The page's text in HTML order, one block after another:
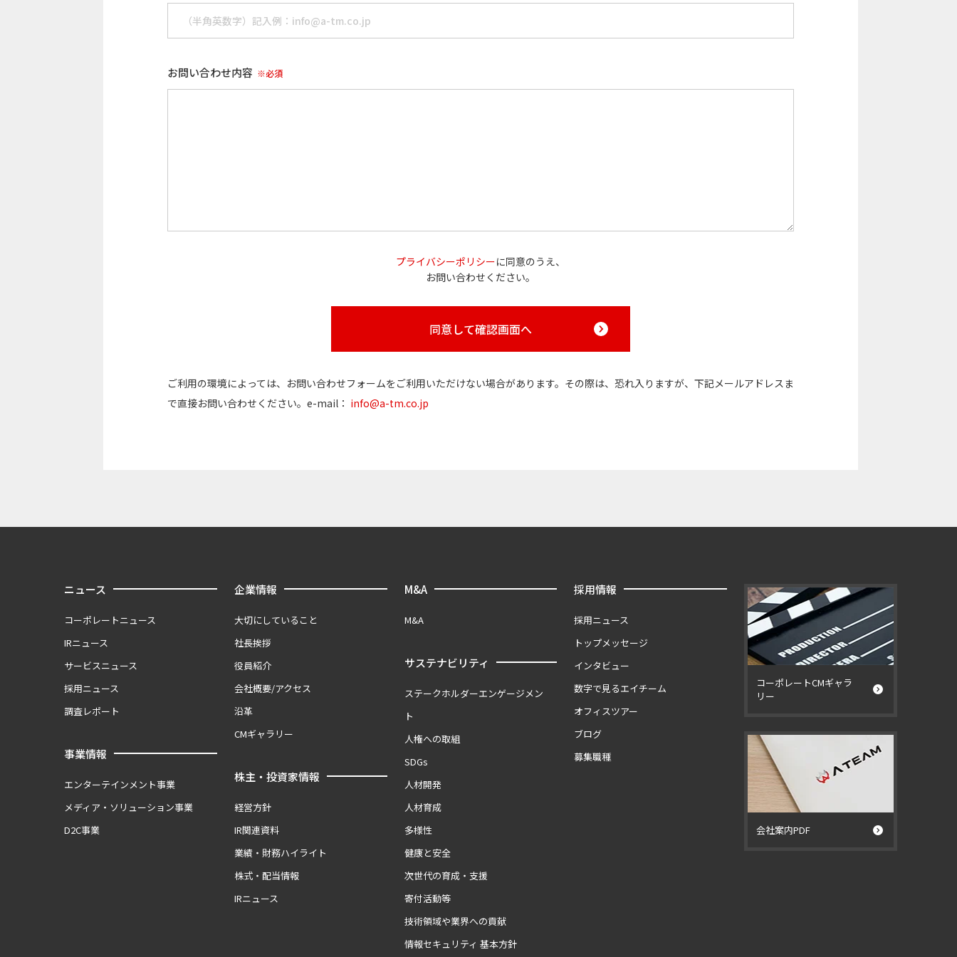
お問い合わせ内容 ※必須
プライバシーポリシーに同意のうえ、
お問い合わせください。
同意して確認画面へ
ご利用の環境によっては、お問い合わせフォームをご利用いただけない場合があります。その際は、恐れ入りますが、下記メールアドレスま
で直接お問い合わせください。e-mail： info@a-tm.co.jp
ニュース
コーポレートニュース
IRニュース
サービスニュース
採用ニュース
調査レポート
事業情報
エンターテインメント事業
メディア・ソリューション事業
D2C事業
企業情報
大切にしていること
社長挨拶
役員紹介
会社概要/アクセス
沿革
CMギャラリー
株主・投資家情報
経営方針
IR関連資料
業績・財務ハイライト
株式・配当情報
IRニュース
M&A
M&A
サステナビリティ
ステークホルダーエンゲージメン
ト
人権への取組
SDGs
人材開発
人材育成
多様性
健康と安全
次世代の育成・支援
寄付活動等
技術領域や業界への貢献
情報セキュリティ 基本方針
採用情報
採用ニュース
トップメッセージ
インタビュー
数字で見るエイチーム
オフィスツアー
ブログ
募集職種
コーポレートCMギャラ
リー
会社案内PDF